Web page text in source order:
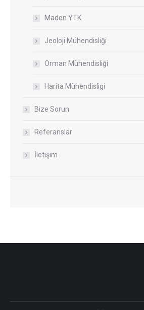
Maden YTK
Jeoloji Mühendisliği
Orman Mühendisliği
Harita Mühendisligi
Bize Sorun
Referanslar
İletişim